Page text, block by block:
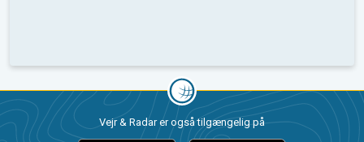
Vejr & Radar er også tilgængelig på